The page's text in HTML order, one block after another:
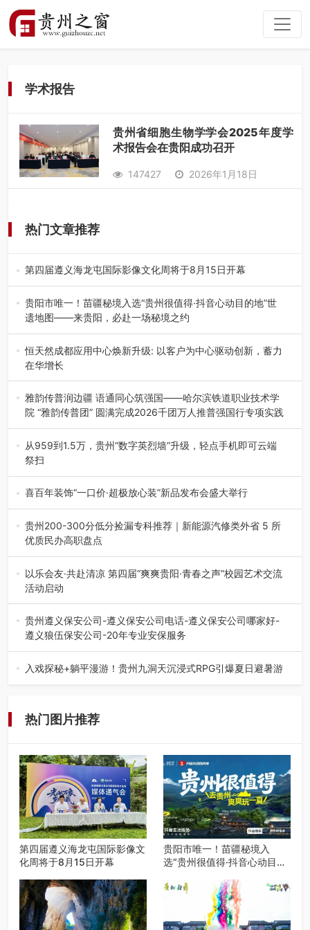
学术报告
贵州省细胞生物学学会2025年度学
术报告会在贵阳成功召开
147427 2026年1月18日
热门文章推荐
第四届遵义海龙屯国际影像文化周将于8月15日开幕
8月7日，第四届遵义海龙屯国际影像文化周媒体通气会在世
界文化遗产地海龙屯核心景区…
贵阳市唯一！苗疆秘境入选“贵州很值得·抖音心动目的地”世
遗地图——来贵阳，必赴一场秘境之约
2026年7月21日，2026年“贵州很值得”暨抖音“心动目的
地”（贵州站）主题…
恒天然成都应用中心焕新升级: 以客户为中心驱动创新，蓄力
在华增长
融合全球研发实力与本土洞察，深化客户共创，赋能西南市
场创新发展 （7月27日，成…
雅韵传普润边疆 语通同心筑强国——哈尔滨铁道职业技术学
院 “雅韵传普团” 圆满完成2026千团万人推普强国行专项实践
为扎实推进2026“千团万人推普强国行”大学生暑期社会实
践，牢牢紧扣 “雅韵传普…
从959到1.5万，贵州“数字英烈墙”升级，轻点手机即可云端
祭扫
八一建军节到来之际，由贵州省退役军人事务厅指导，贵阳
市退役军人事务局联合贵州广电…
喜百年装饰“一口价·超极放心装”新品发布会盛大举行
2026年7月31日，喜百年装饰“一口价·超极放心装”新品发布
会在贵阳隆重举行。…
贵州200-300分低分捡漏专科推荐｜新能源汽修类外省 5 所
优质民办高职盘点
在贵州省高考志愿填报体系中，200至300分数段考生可选择
的省内工科、新能源汽车…
以乐会友·共赴清凉 第四届“爽爽贵阳·青春之声”校园艺术交流
活动启动
七月的贵阳，清风送爽，第四届“爽爽贵阳·青春之声”校园管
弦乐（合唱）艺术交流活动…
贵州遵义保安公司-遵义保安公司电话-遵义保安公司哪家好-
遵义狼伍保安公司-20年专业安保服务
在遵义，不管是企业园区运营、小区物业管理、建筑工地施
工、商业商场经营，还是举办各…
入戏探秘+躺平漫游！贵州九洞天沉浸式RPG引爆夏日避暑游
热门图片推荐
第四届遵义海龙屯国际影像文
化周将于8月15日开幕
贵阳市唯一！苗疆秘境入
选“贵州很值得·抖音心动目的
赴一场秘境之约